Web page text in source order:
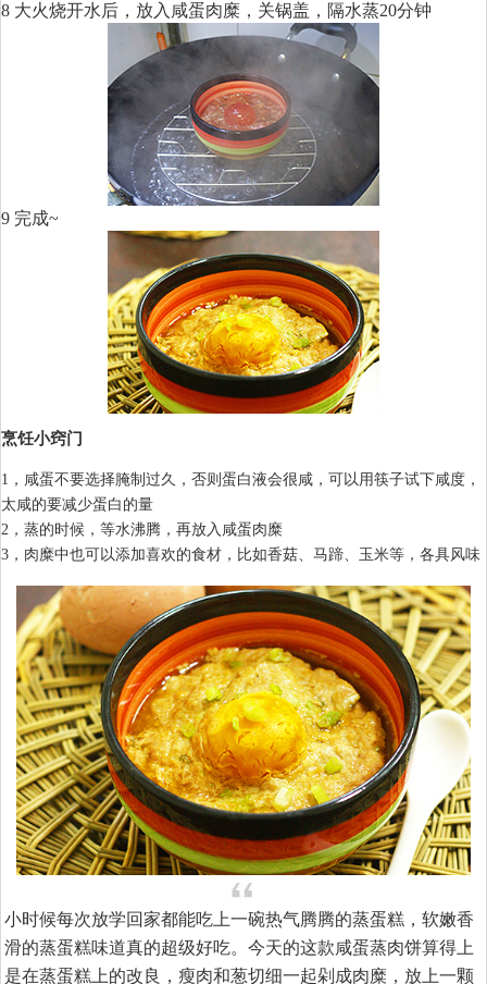
8 大火烧开水后，放入咸蛋肉糜，关锅盖，隔水蒸20分钟
9 完成~
烹饪小窍门
1，咸蛋不要选择腌制过久，否则蛋白液会很咸，可以用筷子试下咸度，
太咸的要减少蛋白的量
2，蒸的时候，等水沸腾，再放入咸蛋肉糜
3，肉糜中也可以添加喜欢的食材，比如香菇、马蹄、玉米等，各具风味
小时候每次放学回家都能吃上一碗热气腾腾的蒸蛋糕，软嫩香
滑的蒸蛋糕味道真的超级好吃。今天的这款咸蛋蒸肉饼算得上
是在蒸蛋糕上的改良，瘦肉和葱切细一起剁成肉糜，放上一颗